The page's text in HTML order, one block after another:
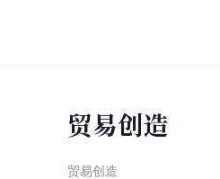
贸易创造
贸易创造